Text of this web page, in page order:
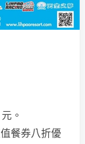
。
餐券八折優